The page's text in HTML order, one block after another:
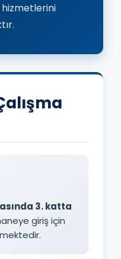
hizmetlerini
3. katta
giriş için